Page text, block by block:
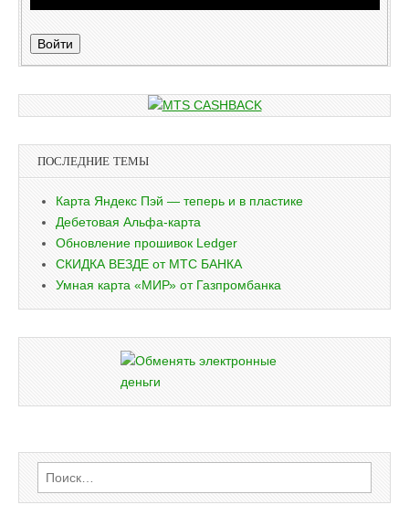
Войти
ПОСЛЕДНИЕ ТЕМЫ
Карта Яндекс Пэй — теперь и в пластике
Дебетовая Альфа-карта
Обновление прошивок Ledger
СКИДКА ВЕЗДЕ от МТС БАНКА
Умная карта «МИР» от Газпромбанка
Найти: